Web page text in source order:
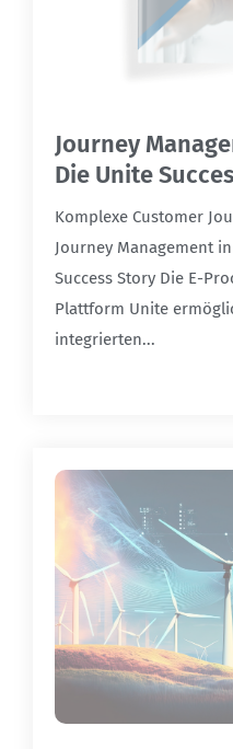
Journey
Die Unite
Komplexe Customer
Journey Management
Success Story Die E-
Plattform Unite
integrierten...